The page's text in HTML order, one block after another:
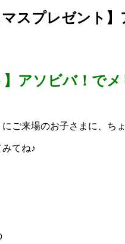
スプレゼント
】アソビバ！で
ご来場のお子さまに、ち
てね♪